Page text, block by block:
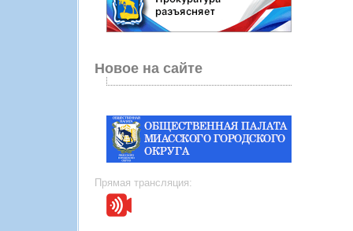
Новое на сайте
Прямая трансляция: